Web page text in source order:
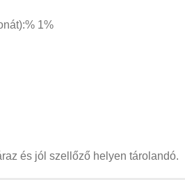
1%
és jól szellőző helyen tárolandó.